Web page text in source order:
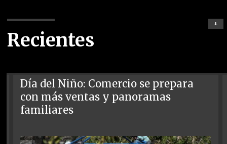
Recientes
+
Día del Niño: Comercio se prepara
con más ventas y panoramas
familiares